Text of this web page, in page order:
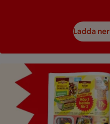
Ladda
Bild på ett reklamblad